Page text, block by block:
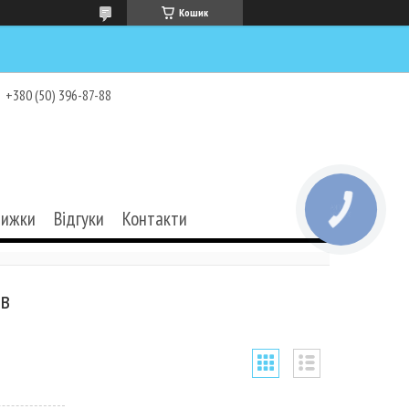
Кошик
+380 (50) 396-87-88
Відгуки Контакти
КНОПКА
ЗВ'ЯЗКУ